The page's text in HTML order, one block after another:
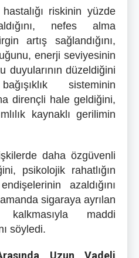
riskinin yüzde
nefes alma
artış sağlandığını,
enerji seviyesinin
duyularının düzeldiğini
sisteminin
dirençli hale geldiğini,
kaynaklı gerilimin
daha özgüvenli
psikolojik rahatlığın
azaldığını
sigaraya ayrılan
maddi
söyledi.
Uzun Vadeli